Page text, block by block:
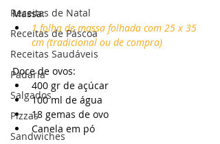
Receitas de Natal
Receitas de Páscoa
Receitas Saudáveis
Padaria
Salgados
Pizzas
Sandwiches
Massa:
1 folha de massa folhada com 25 x 35
cm (tradicional ou de compra)
Doce de ovos:
400 gr de açúcar
100 ml de água
18 gemas de ovo
Canela em pó